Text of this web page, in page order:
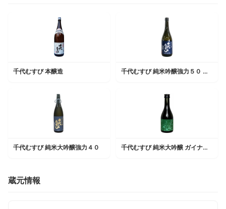
千代むすび 本醸造 千代むすび 純米吟醸強力５０ 無濾過
千代むすび 純米大吟醸強力４０ 千代むすび 純米大吟醸 ガイナーレ鳥取
蔵元情報